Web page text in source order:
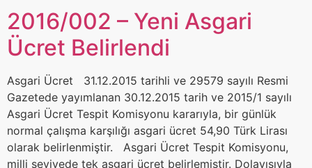
2016/002 – Yeni Asgari
Ücret Belirlendi
Asgari Ücret 31.12.2015 tarihli ve 29579 sayılı Resmi
Gazetede yayımlanan 30.12.2015 tarih ve 2015/1 sayılı
Asgari Ücret Tespit Komisyonu kararıyla, bir günlük
normal çalışma karşılığı asgari ücret 54,90 Türk Lirası
olarak belirlenmiştir. Asgari Ücret Tespit Komisyonu,
milli seviyede tek asgari ücret belirlemiştir. Dolayısıyla